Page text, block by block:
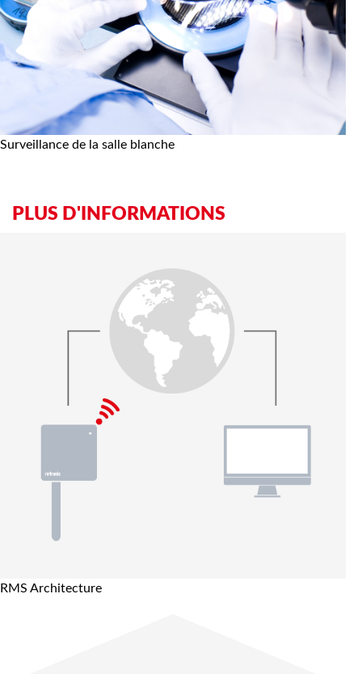
Surveillance de la salle blanche
PLUS D'INFORMATIONS
RMS Architecture